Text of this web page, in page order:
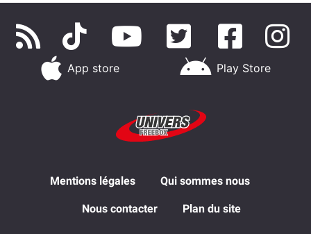
App store Play Store
Mentions légales Qui sommes nous
Nous contacter Plan du site